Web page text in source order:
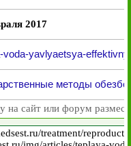
2017
voda-yavlyaetsya-
методы
на сайт или форум